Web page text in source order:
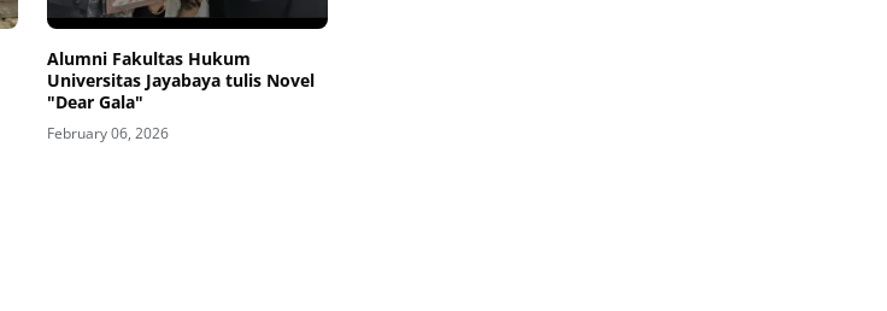
Alumni Fakultas Hukum
Universitas Jayabaya tulis Novel
"Dear Gala"
February 06, 2026